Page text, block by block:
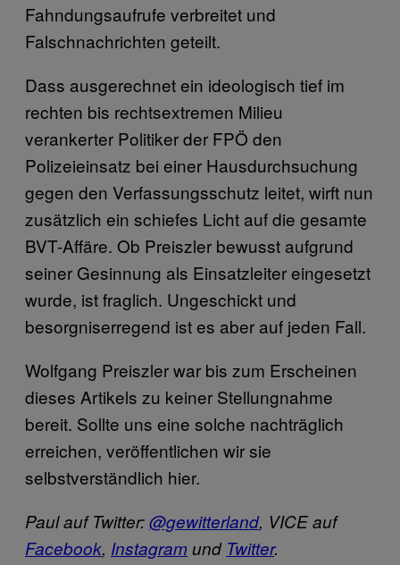
Fahndungsaufrufe verbreitet und
Falschnachrichten geteilt.
Dass ausgerechnet ein ideologisch tief im
rechten bis rechtsextremen Milieu
verankerter Politiker der FPÖ den
Polizeieinsatz bei einer Hausdurchsuchung
gegen den Verfassungsschutz leitet, wirft nun
zusätzlich ein schiefes Licht auf die gesamte
BVT-Affäre. Ob Preiszler bewusst aufgrund
seiner Gesinnung als Einsatzleiter eingesetzt
wurde, ist fraglich. Ungeschickt und
besorgniserregend ist es aber auf jeden Fall.
Wolfgang Preiszler war bis zum Erscheinen
dieses Artikels zu keiner Stellungnahme
bereit. Sollte uns eine solche nachträglich
erreichen, veröffentlichen wir sie
selbstverständlich hier.
Paul auf Twitter:@gewitterland, VICE auf
Facebook, Instagramund Twitter.